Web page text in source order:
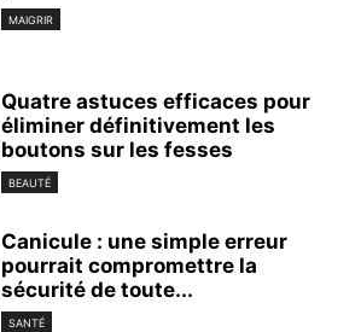
MAIGRIR
Quatre astuces efficaces pour
éliminer définitivement les
boutons sur les fesses
BEAUTÉ
Canicule : une simple erreur
pourrait compromettre la
sécurité de toute...
SANTÉ